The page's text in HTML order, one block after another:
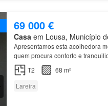
69 000 €
Casaem Lousa, Município
Apresentamos esta acolhedora
quem procura conforto e
T2
68 m²
Lareira